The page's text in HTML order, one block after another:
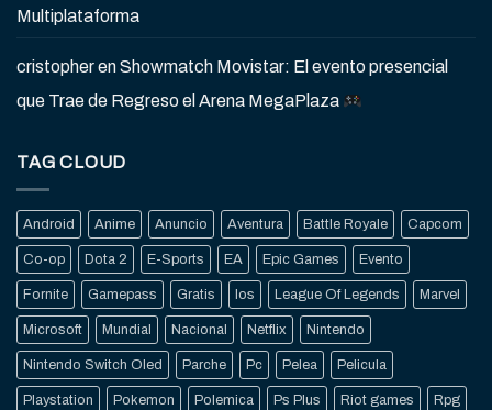
Multiplataforma
cristopherenShowmatch Movistar: El evento presencial
que Trae de Regreso el Arena MegaPlaza
TAG CLOUD
Android Anime Anuncio Aventura Battle Royale Capcom
Co-op Dota 2 E-Sports EA Epic Games Evento
Fornite Gamepass Gratis Ios League Of Legends Marvel
Microsoft Mundial Nacional Netflix Nintendo
Nintendo Switch Oled Parche Pc Pelea Pelicula
Playstation Pokemon Polemica Ps Plus Riot games Rpg